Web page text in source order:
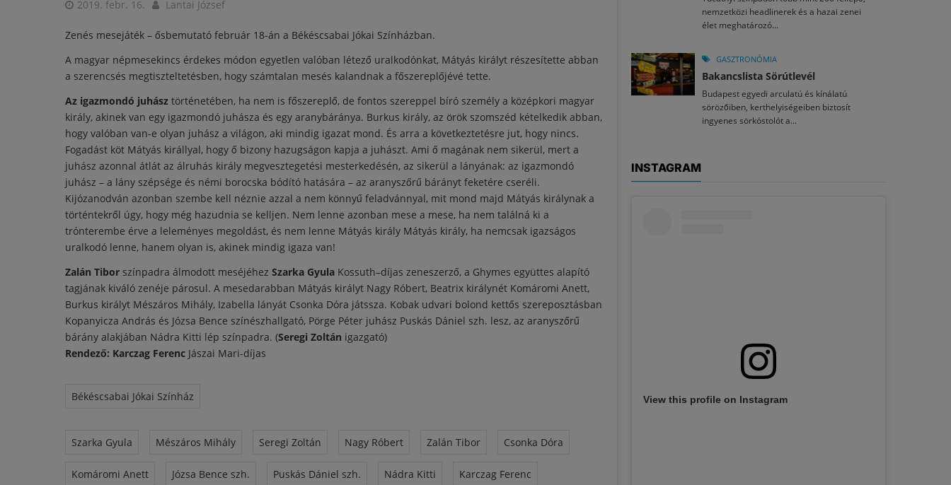
2019. febr. 16. Lantai József
Zenés mesejáték – ősbemutató február 18-án a Békéscsabai Jókai Színházban.
A magyar népmesekincs érdekes módon egyetlen valóban létező uralkodónkat, Mátyás királyt részesítette abban
a szerencsés megtiszteltetésben, hogy számtalan mesés kalandnak a főszereplőjévé tette.
Az igazmondó juhász történetében, ha nem is főszereplő, de fontos szereppel bíró személy a középkori magyar
király, akinek van egy igazmondó juhásza és egy aranybáránya. Burkus király, az örök szomszéd kételkedik abban,
hogy valóban van-e olyan juhász a világon, aki mindig igazat mond. És arra a következtetésre jut, hogy nincs.
Fogadást köt Mátyás királlyal, hogy ő bizony hazugságon kapja a juhászt. Ami ő magának nem sikerül, mert a
juhász azonnal átlát az álruhás király megvesztegetési mesterkedésén, az sikerül a lányának: az igazmondó
juhász – a lány szépsége és némi borocska bódító hatására – az aranyszőrű bárányt feketére cseréli.
Kijózanodván azonban szembe kell néznie azzal a nem könnyű feladvánnyal, mit mond majd Mátyás királynak a
történtekről úgy, hogy még hazudnia se kelljen. Nem lenne azonban mese a mese, ha nem találná ki a
trónterembe érve a leleményes megoldást, és nem lenne Mátyás király Mátyás király, ha nemcsak igazságos
uralkodó lenne, hanem olyan is, akinek mindig igaza van!
Zalán Tibor színpadra álmodott meséjéhez Szarka Gyula Kossuth–díjas zeneszerző, a Ghymes együttes alapító
tagjának kiváló zenéje párosul. A mesedarabban Mátyás királyt Nagy Róbert, Beatrix királynét Komáromi Anett,
Burkus királyt Mészáros Mihály, Izabella lányát Csonka Dóra játssza. Kobak udvari bolond kettős szereposztásban
Kopanyicza András és Józsa Bence színészhallgató, Pörge Péter juhász Puskás Dániel szh. lesz, az aranyszőrű
bárány alakjában Nádra Kitti lép színpadra. (Seregi Zoltán igazgató)
Rendező: Karczag Ferenc Jászai Mari-díjas
Békéscsabai Jókai Színház
Szarka Gyula Mészáros Mihály Seregi Zoltán Nagy Róbert Zalán Tibor Csonka Dóra
Komáromi Anett Józsa Bence szh. Puskás Dániel szh. Nádra Kitti Karczag Ferenc
nemzetközi headlinerek és a hazai zenei
élet meghatározó...
GASZTRONÓMIA
Bakancslista Sörútlevél
Budapest egyedi arculatú és kínálatú
sörözőiben, kerthelyiségeiben biztosít
ingyenes sörkóstolót a...
INSTAGRAM
View this profile on Instagram